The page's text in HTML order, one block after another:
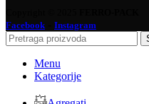
Facebook
Instagram
Menu
Kategorije